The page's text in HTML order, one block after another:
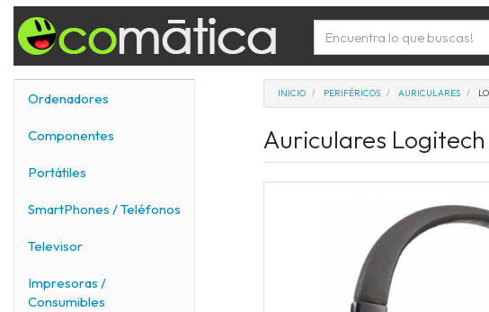
Ordenadores
Componentes
Portátiles
SmartPhones / Teléfonos
Televisor
Impresoras /
Consumibles
INICIO PERIFÉRICOS AURICULARES
Auriculares